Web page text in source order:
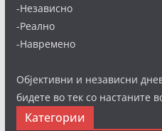
-Независно
-Реално
-Навремено
Објективни и независни
бидете во тек со настаните
Категории